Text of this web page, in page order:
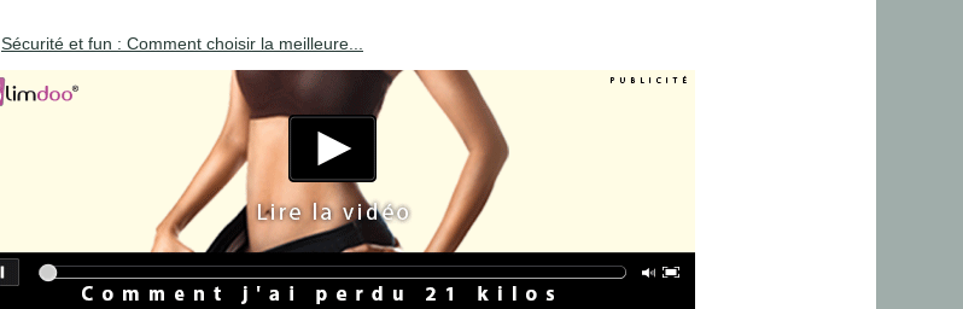
Sécurité et fun : Comment choisir la meilleure...